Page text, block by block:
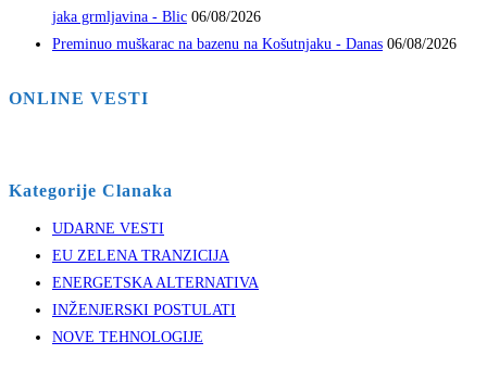
jaka grmljavina - Blic 06/08/2026
Preminuo muškarac na bazenu na Košutnjaku - Danas 06/08/2026
ONLINE VESTI
Kategorije Clanaka
UDARNE VESTI
EU ZELENA TRANZICIJA
ENERGETSKA ALTERNATIVA
INŽENJERSKI POSTULATI
NOVE TEHNOLOGIJE